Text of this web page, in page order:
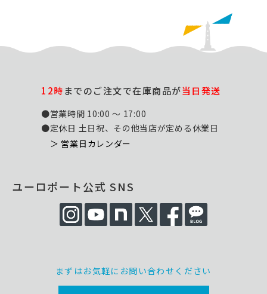
12時までのご注文で在庫商品が当日発送
●営業時間 10:00 ～ 17:00
●定休日 土日祝、その他当店が定める休業日
＞ 営業日カレンダー
ユーロポート公式 SNS
まずはお気軽にお問い合わせください